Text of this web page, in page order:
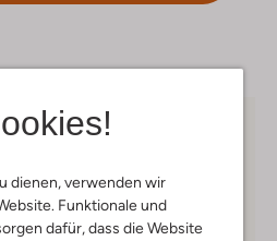
dienen, verwenden wir
Funktionale und
dafür, dass die Website
€ 75 für Club-Omoda
30 TagenRückgaberecht